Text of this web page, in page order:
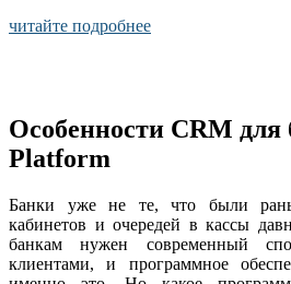
читайте подробнее
Особенности CRM для
Platform
Банки уже не те, что были
кабинетов и очередей в кассы
банкам нужен современный
клиентами, и программное